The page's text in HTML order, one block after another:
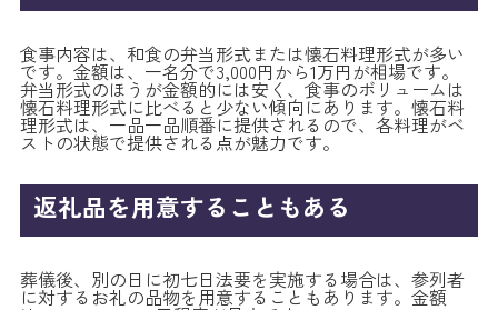
食事内容は、和食の弁当形式または懐石料理形式が多い
です。金額は、一名分で3,000円から1万円が相場です。
弁当形式のほうが金額的には安く、食事のボリュームは
懐石料理形式に比べると少ない傾向にあります。懐石料
理形式は、一品一品順番に提供されるので、各料理がベ
ストの状態で提供される点が魅力です。
返礼品を用意することもある
葬儀後、別の日に初七日法要を実施する場合は、参列者
に対するお礼の品物を用意することもあります。金額